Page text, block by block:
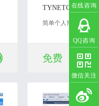
在线咨询
QQ咨询
微信关注
简单个人博客管理系
免费